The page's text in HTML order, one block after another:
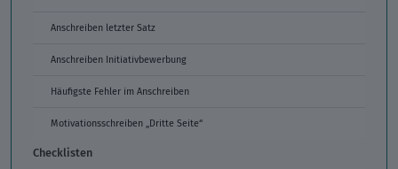
Anschreiben letzter Satz
Anschreiben Initiativbewerbung
Häufigste Fehler im Anschreiben
Motivationsschreiben „Dritte Seite“
Checklisten